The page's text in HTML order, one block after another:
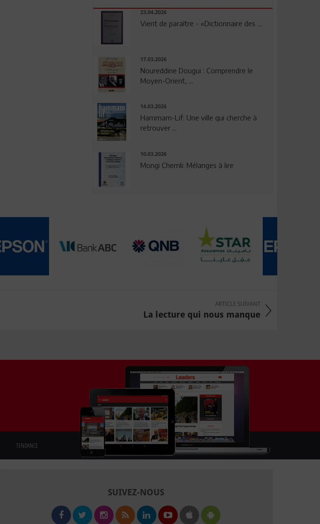
23.04.2026
Vient de paraître - «Dictionnaire des ...
17.03.2026
Noureddine Dougui : Comprendre le
Moyen-Orient, ...
14.03.2026
Hammam-Lif: Une ville qui cherche à
retrouver ...
10.03.2026
Mongi Chemli: Mélanges à lire
ARTICLE SUIVANT
La lecture qui nous manque
TENDANCE
SUIVEZ-NOUS